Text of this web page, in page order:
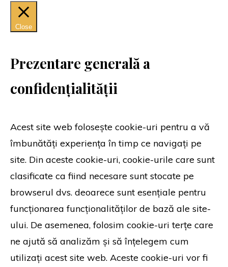
Close
Prezentare generală a
confidențialității
Acest site web folosește cookie-uri pentru a vă
îmbunătăți experiența în timp ce navigați pe
site. Din aceste cookie-uri, cookie-urile care sunt
clasificate ca fiind necesare sunt stocate pe
browserul dvs. deoarece sunt esențiale pentru
funcționarea funcționalităților de bază ale site-
ului. De asemenea, folosim cookie-uri terțe care
ne ajută să analizăm și să înțelegem cum
utilizați acest site web. Aceste cookie-uri vor fi